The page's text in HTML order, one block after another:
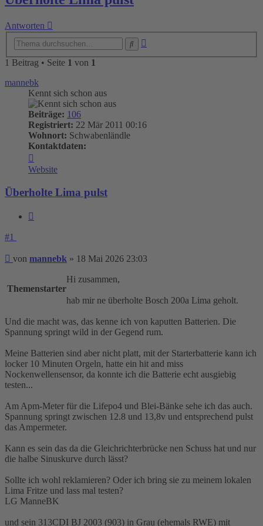
Antworten
1 Beitrag • Seite 1 von 1
mannebk
Kennt sich schon aus
Beiträge: 106
Registriert: 22 Mär 2011 00:16
Wohnort: Schwabenländle
Kontaktdaten:
von
mannebk
Website
Überholte Lima pulst
#1
Beitrag
von mannebk » 18 Mai 2026 23:03
Themenstarter
Hi zusammen,
hab mir ne überholte Bosch 200a Lima geholt.
Und die macht was, das kenne ich von kaputten Batterien. Die
Spannung springt wild in der Gegend rum.
Meine Batterien sind aber nicht platt, mit der Starterbatterie kann ich
locker 10 Minuten Orgeln, hatte ein hit and miss
Nockenwellensensor, da konnte ich die Batterie echt ausgiebig
testen...
Am Apm-Meter für die Lifepo4 und Blei-Bänke sehe ich das auch.
Spannung springt zwischen 12.8 und 13,8v und entsprechend pulst
das Ampermeter.
Kann es sein das da die Gleichrichterbrücke nen Schuss hat und nur
die halbe Sinuskurve durch lässt?
Sollte ich wohl reklamieren? Oder ich bring sie zu meinem lokalen
Lima Fritze und lass mal testen?
LG ManneBK
und sein 313CDI BJ 2003 (903) in Grau (ehemals RWE) mit